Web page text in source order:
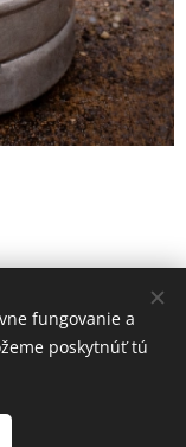
fungovanie a
poskytnúť tú